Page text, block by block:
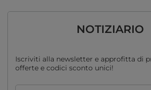
NOTIZIARIO
Iscriviti alla newsletter e approfitta di
offerte e codici sconto unici!